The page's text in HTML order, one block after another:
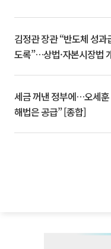
김정관 장관 “반도체 성과
도록”…상법·자본시장법
세금 꺼낸 정부에…오세
해법은 공급” [종합]